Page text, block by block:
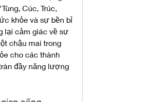
Cúc, Trúc,
khỏe và sự bền bỉ
lại cảm giác về sự
chậu mai trong
cho các thành
đầy năng lượng